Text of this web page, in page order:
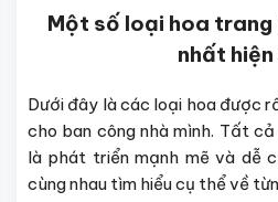
Một số loại hoa
nhất
Dưới đây là các loại hoa được
cho ban công nhà mình. Tất
là phát triển mạnh mẽ và dễ
cùng nhau tìm hiểu cụ thể về